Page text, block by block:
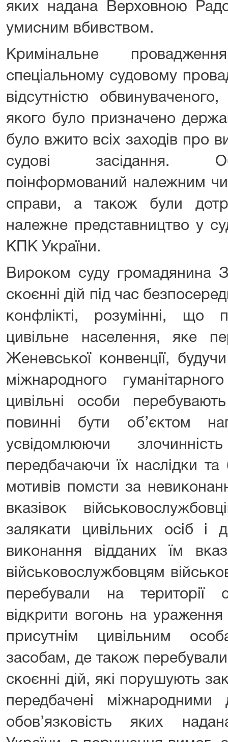
яких надана Верховною
умисним вбивством.
Кримінальне
спеціальному судовому
відсутністю
якого було призначено
було вжито всіх заходів про
судові засідання.
поінформований належним
справи, а також були
належне представництво у
КПК України.
Вироком суду громадянина
скоєнні дій під час
конфлікті, розумінні, що
цивільне населення, яке
Женевської конвенції,
міжнародного
цивільні особи
повинні бути об’єктом
усвідомлюючи
передбачаючи їх наслідки
мотивів помсти за
вказівок
залякати цивільних осіб і
виконання відданих їм
військовослужбовцям
перебували на території
відкрити вогонь на ураження
присутнім цивільним
засобам, де також перебували
скоєнні дій, які порушують
передбачені
обов’язковість яких